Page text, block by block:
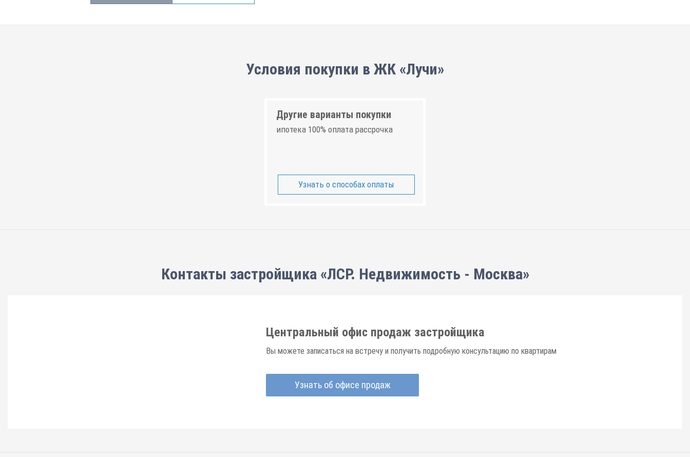
Условия покупки в ЖК «Лучи»
Другие варианты покупки
ипотека 100% оплата рассрочка
Узнать о способах оплаты
Контакты застройщика «ЛСР. Недвижимость - Москва»
Центральный офис продаж застройщика
Вы можете записаться на встречу и получить подробную консультацию по квартирам
Узнать об офисе продаж